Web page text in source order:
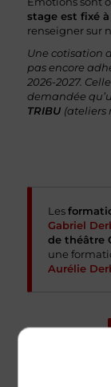
stage est fixé
renseigner sur
Une cotisation
pas encore
2026-2027.
demandée
TRIBU (ateliers
Les
Gabriel
de théâtre
une
Aurélie